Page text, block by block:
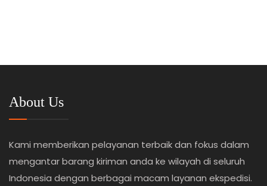
About Us
Kami memberikan pelayanan terbaik dan fokus dalam
mengantar barang kiriman anda ke wilayah di seluruh
Indonesia dengan berbagai macam layanan ekspedisi.